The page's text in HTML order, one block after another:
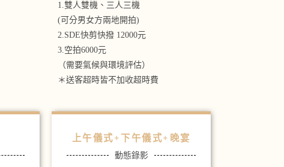
1.雙人雙機、三人三機
(可分男女方兩地開拍)
2.SDE快剪快撥 12000元
3.空拍6000元
（需要氣候與環境評估）
＊送客超時皆不加收超時費
上午儀式+下午儀式+晚宴
動態錄影